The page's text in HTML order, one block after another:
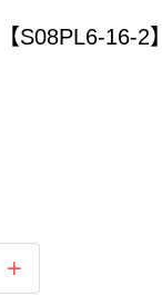
S08PL6-16-2】